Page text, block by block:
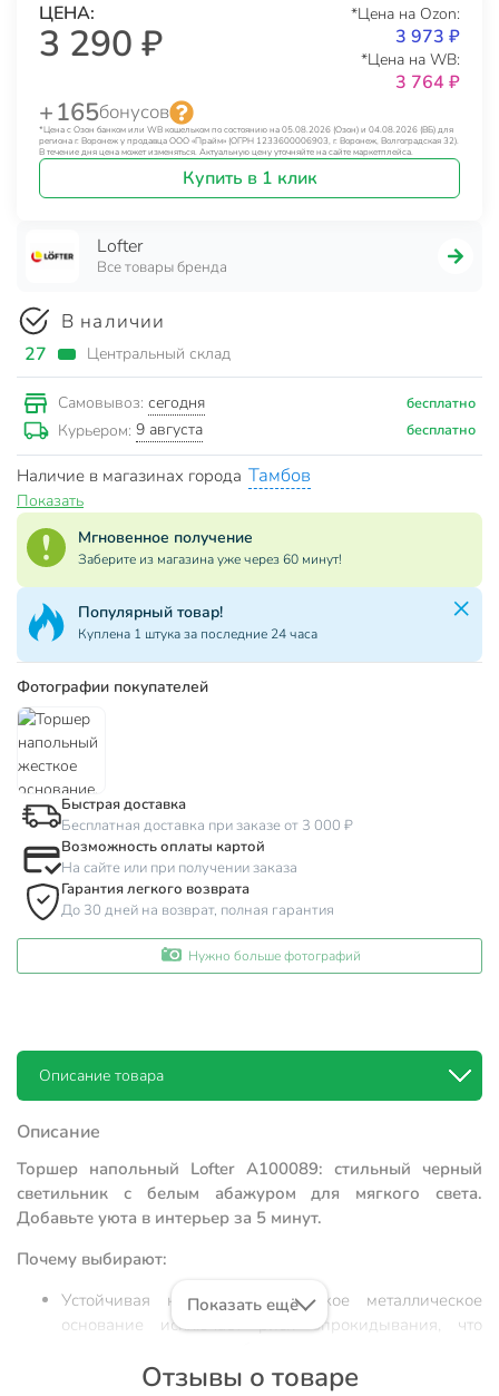
ЦЕНА:
3 290 ₽
*Цена на Ozon:
3 973 ₽
*Цена на WB:
3 764 ₽
+ 165бонусов
*Цена с Озон банком или WB кошельком по состоянию на 05.08.2026 (Озон) и 04.08.2026 (ВБ) для
региона г. Воронеж у продавца ООО «Прайм» (ОГРН 1233600006903, г. Воронеж, Волгоградская 32).
В течение дня цена может изменяться. Актуальную цену уточняйте на сайте маркетплейса.
Купить в 1 клик
Lofter
Все товары бренда
В наличии
27 Центральный склад
Самовывоз: сегодня бесплатно
Курьером: 9 августа бесплатно
Наличие в магазинах города Тамбов
Показать
Мгновенное получение
Заберите из магазина уже через 60 минут!
Популярный товар!
Куплена 1 штука за последние 24 часа
Фотографии покупателей
Быстрая доставка
Бесплатная доставка при заказе от 3 000 ₽
Возможность оплаты картой
На сайте или при получении заказа
Гарантия легкого возврата
До 30 дней на возврат, полная гарантия
Нужно больше фотографий
Описание товара
Описание
Торшер напольный Lofter A100089: стильный черный
светильник с белым абажуром для мягкого света.
Добавьте уюта в интерьер за 5 минут.
Почему выбирают:
Устойчивая конструкция: жесткое металлическое
основание исключает риск опрокидывания, что
Долговечные материалы: сочетание износостойкой
Показать ещё
Отзывы о товаре